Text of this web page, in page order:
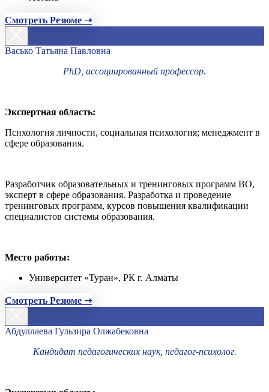
Смотреть Резюме ➝
Васько Татьяна Павловна
PhD, ассоциированный профессор.
Экспертная область:
Психология личности, социальная психология; менеджмент в
сфере образования.
Разработчик образовательных и тренинговых программ ВО,
эксперт в сфере образования. Разработка и проведение
тренинговых программ, курсов повышения квалификации
специалистов системы образования.
Место работы:
Университет «Туран», РК г. Алматы
Смотреть Резюме ➝
Абдуллаева Гульзира Олжабековна
Кандидат педагогических наук, педагог-психолог.